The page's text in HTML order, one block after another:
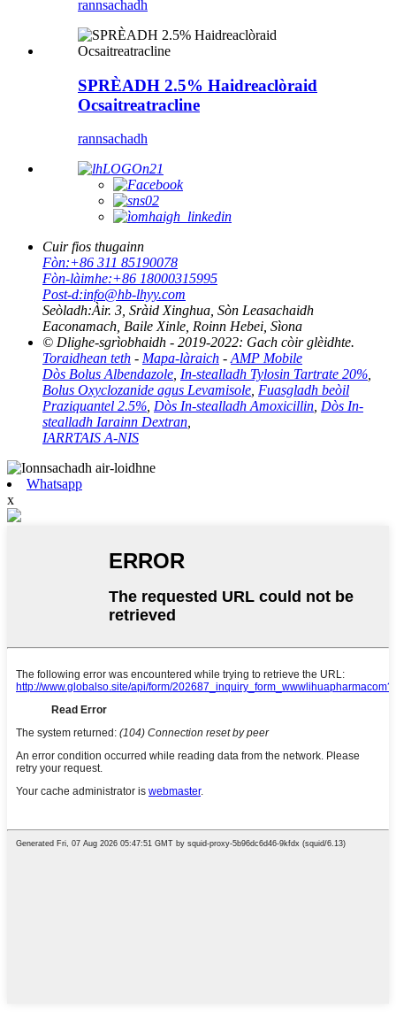
rannsachadh
SPRÈADH 2.5% Haidreaclòraid
Ocsaitreatracline
rannsachadh
Cuir fios thugainn
Fòn:+86 311 85190078
Fòn-làimhe:+86 18000315995
Post-d:info@hb-lhyy.com
Seòladh:Àir. 3, Sràid Xinghua, Sòn Leasachaidh
Eaconamach, Baile Xinle, Roinn Hebei, Sìona
© Dlighe-sgrìobhaidh - 2019-2022: Gach còir glèidhte.
Toraidhean teth - Mapa-làraich -AMP Mobile
Dòs Bolus Albendazole, In-stealladh Tylosin Tartrate 20%,
Bolus Oxyclozanide agus Levamisole, Fuasgladh beòil
Praziquantel 2.5%, Dòs In-stealladh Amoxicillin, Dòs In-
stealladh Iarainn Dextran,
IARRTAIS A-NIS
Whatsapp
x